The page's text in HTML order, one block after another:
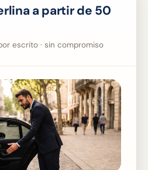
a partir de 50
escrito · sin compromiso